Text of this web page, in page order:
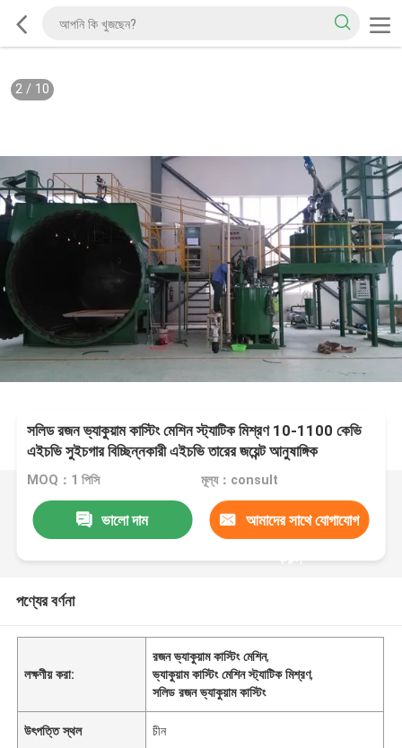
2/ 10
সলিড রজন ভ্যাকুয়াম কাস্টিং মেশিন স্ট্যাটিক মিশ্রণ 10-1100 কেভি
এইচভি সুইচগার বিচ্ছিন্নকারী এইচভি তারের জয়েন্ট আনুষাঙ্গিক
MOQ：1 পিসি মূল্য：consult
ভালো দাম আমাদের সাথে যোগাযোগ
করুন
পণ্যের বর্ণনা
লক্ষণীয় করা:
রজন ভ্যাকুয়াম কাস্টিং মেশিন,
ভ্যাকুয়াম কাস্টিং মেশিন স্ট্যাটিক মিশ্রণ,
সলিড রজন ভ্যাকুয়াম কাস্টিং
উৎপত্তি স্থল চীন